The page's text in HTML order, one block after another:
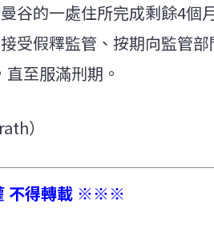
谷的一處住所完成剩餘4個
受假釋監管、按期向監管
至服滿刑期。
）
不得轉載 ※※※